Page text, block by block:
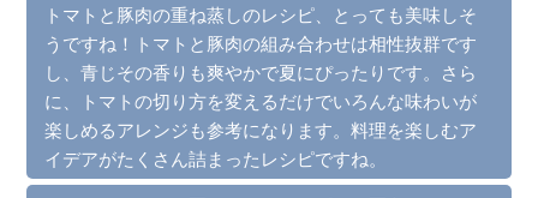
トマトと豚肉の重ね蒸しのレシピ、とっても美味しそ
うですね！トマトと豚肉の組み合わせは相性抜群です
し、青じその香りも爽やかで夏にぴったりです。さら
に、トマトの切り方を変えるだけでいろんな味わいが
楽しめるアレンジも参考になります。料理を楽しむア
イデアがたくさん詰まったレシピですね。